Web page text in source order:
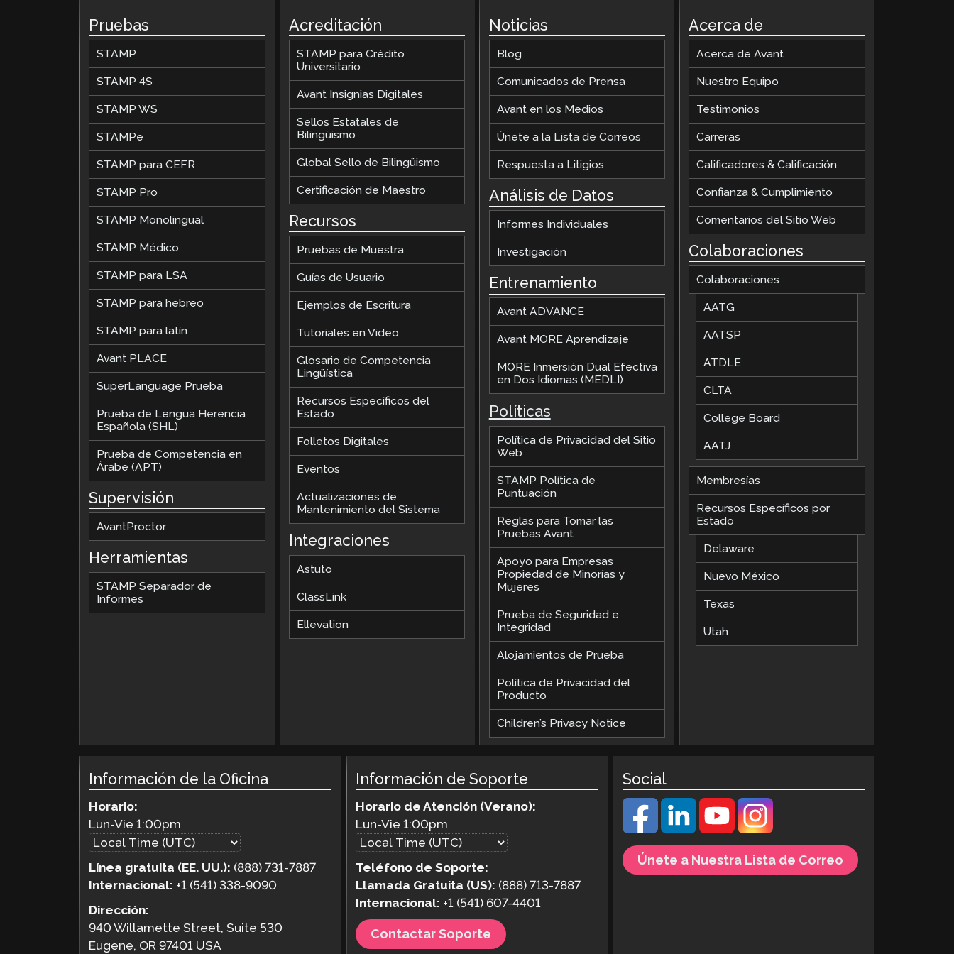
STAMP para LSA
STAMP para hebreo
STAMP para latín
Supervisión Remota
Solicita una Revisión
Incorporación Inteligente
STAMP Gestión de Grupos
Blog
Eventos
Pruebas
STAMP
STAMP 4S
STAMP WS
STAMPe
STAMP para CEFR
STAMP Pro
STAMP Monolingual
STAMP Médico
STAMP para LSA
STAMP para hebreo
STAMP para latín
Avant PLACE
SuperLanguage Prueba
Prueba de Lengua Herencia
Española (SHL)
Prueba de Competencia en
Árabe (APT)
Supervisión
AvantProctor
Herramientas
STAMP Separador de
Informes
Acreditación
STAMP para Crédito
Universitario
Avant Insignias Digitales
Sellos Estatales de
Bilingüismo
Global Sello de Bilingüismo
Certificación de Maestro
Recursos
Pruebas de Muestra
Guías de Usuario
Ejemplos de Escritura
Tutoriales en Video
Glosario de Competencia
Lingüística
Recursos Específicos del
Estado
Folletos Digitales
Eventos
Actualizaciones de
Mantenimiento del Sistema
Integraciones
Astuto
ClassLink
Ellevation
Noticias
Blog
Comunicados de Prensa
Avant en los Medios
Únete a la Lista de Correos
Respuesta a Litigios
Análisis de Datos
Informes Individuales
Investigación
Entrenamiento
Avant ADVANCE
Avant MORE Aprendizaje
MORE Inmersión Dual Efectiva
en Dos Idiomas (MEDLI)
Políticas
Política de Privacidad del Sitio
Web
STAMP Política de
Puntuación
Reglas para Tomar las
Pruebas Avant
Apoyo para Empresas
Propiedad de Minorías y
Mujeres
Prueba de Seguridad e
Integridad
Alojamientos de Prueba
Política de Privacidad del
Producto
Children’s Privacy Notice
Acerca de
Acerca de Avant
Nuestro Equipo
Testimonios
Carreras
Calificadores & Calificación
Confianza & Cumplimiento
Comentarios del Sitio Web
Colaboraciones
Colaboraciones
AATG
AATSP
ATDLE
CLTA
College Board
AATJ
Membresías
Recursos Específicos por
Estado
Delaware
Nuevo México
Texas
Utah
Información de la Oficina
Horario:
Lun-Vie1:00pm
Línea gratuita (EE. UU.): (888) 731-7887
Internacional: +1 (541) 338-9090
Dirección:
940 Willamette Street, Suite 530
Eugene, OR 97401 USA
Información de Soporte
Horario de Atención (Verano):
Lun-Vie 1:00pm
Teléfono de Soporte:
Llamada Gratuita (US): (888) 713-7887
Internacional: +1 (541) 607-4401
Contactar Soporte
Social
Únete a Nuestra Lista de Correo